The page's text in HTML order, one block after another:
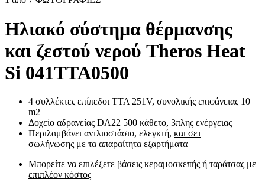
Ηλιακό σύστημα θέρμανσης
και ζεστού νερού Theros Heat
Si 041TTA0500
4 συλλέκτες επίπεδοι TTA 251V, συνολικής επιφάνειας 10
m2
Δοχείο αδρανείας DA22 500 κάθετο, 3πλης ενέργειας
Περιλαμβάνει αντλιοστάσιο, ελεγκτή, και σετ
σωλήνωσης με τα απαραίτητα εξαρτήματα
Μπορείτε να επιλέξετε βάσεις κεραμοσκεπής ή ταράτσας με
επιπλέον κόστος